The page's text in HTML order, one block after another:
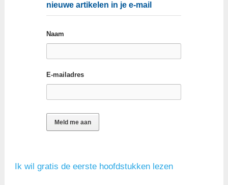
nieuwe artikelen in je e-mail
Naam
E-mailadres
Ik wil gratis de eerste hoofdstukken lezen